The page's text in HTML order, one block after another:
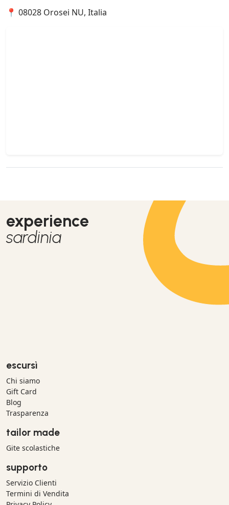
📍 08028 Orosei NU, Italia
experience
sardinia
escursì
Chi siamo
Gift Card
Blog
Trasparenza
tailor made
Gite scolastiche
supporto
Servizio Clienti
Termini di Vendita